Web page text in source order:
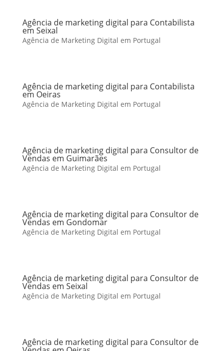
Agência de marketing digital para Contabilista
em Seixal
Agência de Marketing Digital em Portugal
Agência de marketing digital para Contabilista
em Oeiras
Agência de Marketing Digital em Portugal
Agência de marketing digital para Consultor de
Vendas em Guimarães
Agência de Marketing Digital em Portugal
Agência de marketing digital para Consultor de
Vendas em Gondomar
Agência de Marketing Digital em Portugal
Agência de marketing digital para Consultor de
Vendas em Seixal
Agência de Marketing Digital em Portugal
Agência de marketing digital para Consultor de